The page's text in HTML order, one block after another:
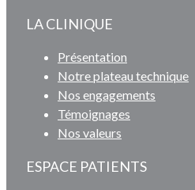
LA CLINIQUE
Présentation
Notre plateau technique
Nos engagements
Témoignages
Nos valeurs
ESPACE PATIENTS